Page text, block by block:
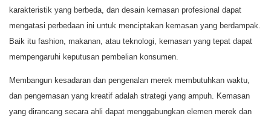
karakteristik yang berbeda, dan desain kemasan profesional dapat
mengatasi perbedaan ini untuk menciptakan kemasan yang berdampak.
Baik itu fashion, makanan, atau teknologi, kemasan yang tepat dapat
mempengaruhi keputusan pembelian konsumen.
Membangun kesadaran dan pengenalan merek membutuhkan waktu,
dan pengemasan yang kreatif adalah strategi yang ampuh. Kemasan
yang dirancang secara ahli dapat menggabungkan elemen merek dan